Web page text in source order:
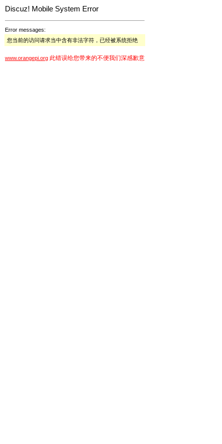
Discuz! Mobile System Error
Error messages:
您当前的访问请求当中含有非法字符，已经被系统拒绝
www.orangepi.org 此错误给您带来的不便我们深感歉意